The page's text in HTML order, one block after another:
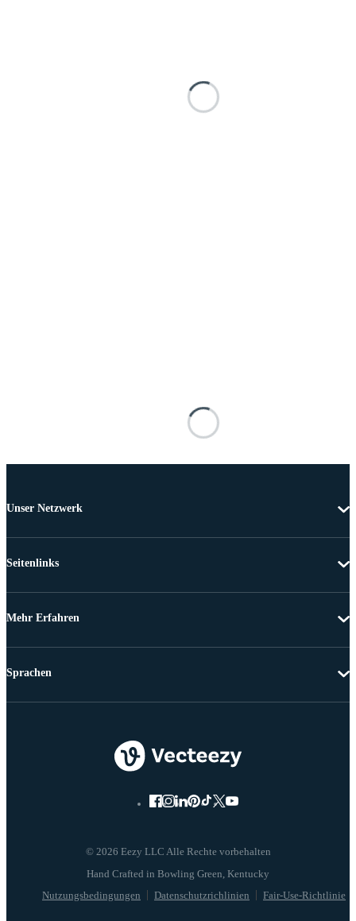
Unser Netzwerk
Seitenlinks
Mehr Erfahren
© 2026 Eezy LLC Alle Rechte vorbehalten
Nutzungsbedingungen Datenschutzrichlinien Fair-Use-Richtlinie
Sprachen